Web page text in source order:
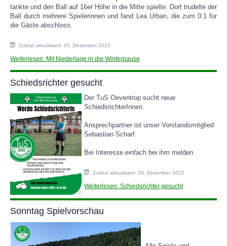
tankte und den Ball auf 16er Höhe in die Mitte spielte. Dort trudelte der
Ball durch mehrere Spielerinnen und fand Lea Urban, die zum 0:1 für
die Gäste abschloss.
Zuletzt aktualisiert: 05. Dezember 2022
Weiterlesen: Mit Niederlage in die Winterpause
Schiedsrichter gesucht
Der TuS Oeventrop sucht neue
SchiedsrichterInnen.
Ansprechpartner ist unser Vorstandsmitglied
Sebastian Scharf.
Bei Interesse einfach bei ihm melden.
Zuletzt aktualisiert: 03. Dezember 2022
Weiterlesen: Schiedsrichter gesucht
Sonntag Spielvorschau